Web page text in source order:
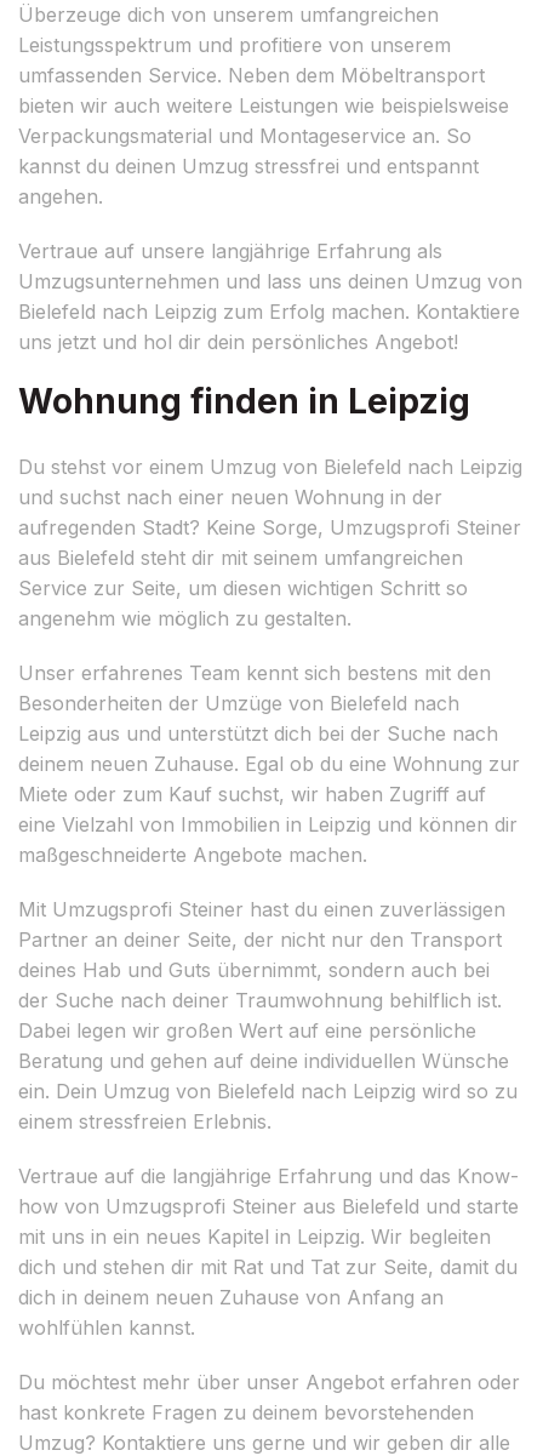
Überzeuge dich von unserem umfangreichen
Leistungsspektrum und profitiere von unserem
umfassenden Service. Neben dem Möbeltransport
bieten wir auch weitere Leistungen wie beispielsweise
Verpackungsmaterial und Montageservice an. So
kannst du deinen Umzug stressfrei und entspannt
angehen.
Vertraue auf unsere langjährige Erfahrung als
Umzugsunternehmen und lass uns deinen Umzug von
Bielefeld nach Leipzig zum Erfolg machen. Kontaktiere
uns jetzt und hol dir dein persönliches Angebot!
Wohnung finden in Leipzig
Du stehst vor einem Umzug von Bielefeld nach Leipzig
und suchst nach einer neuen Wohnung in der
aufregenden Stadt? Keine Sorge, Umzugsprofi Steiner
aus Bielefeld steht dir mit seinem umfangreichen
Service zur Seite, um diesen wichtigen Schritt so
angenehm wie möglich zu gestalten.
Unser erfahrenes Team kennt sich bestens mit den
Besonderheiten der Umzüge von Bielefeld nach
Leipzig aus und unterstützt dich bei der Suche nach
deinem neuen Zuhause. Egal ob du eine Wohnung zur
Miete oder zum Kauf suchst, wir haben Zugriff auf
eine Vielzahl von Immobilien in Leipzig und können dir
maßgeschneiderte Angebote machen.
Mit Umzugsprofi Steiner hast du einen zuverlässigen
Partner an deiner Seite, der nicht nur den Transport
deines Hab und Guts übernimmt, sondern auch bei
der Suche nach deiner Traumwohnung behilflich ist.
Dabei legen wir großen Wert auf eine persönliche
Beratung und gehen auf deine individuellen Wünsche
ein. Dein Umzug von Bielefeld nach Leipzig wird so zu
einem stressfreien Erlebnis.
Vertraue auf die langjährige Erfahrung und das Know-
how von Umzugsprofi Steiner aus Bielefeld und starte
mit uns in ein neues Kapitel in Leipzig. Wir begleiten
dich und stehen dir mit Rat und Tat zur Seite, damit du
dich in deinem neuen Zuhause von Anfang an
wohlfühlen kannst.
Du möchtest mehr über unser Angebot erfahren oder
hast konkrete Fragen zu deinem bevorstehenden
Umzug? Kontaktiere uns gerne und wir geben dir alle